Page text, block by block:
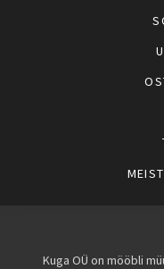
MEIST
Kuga OÜ on mööbli